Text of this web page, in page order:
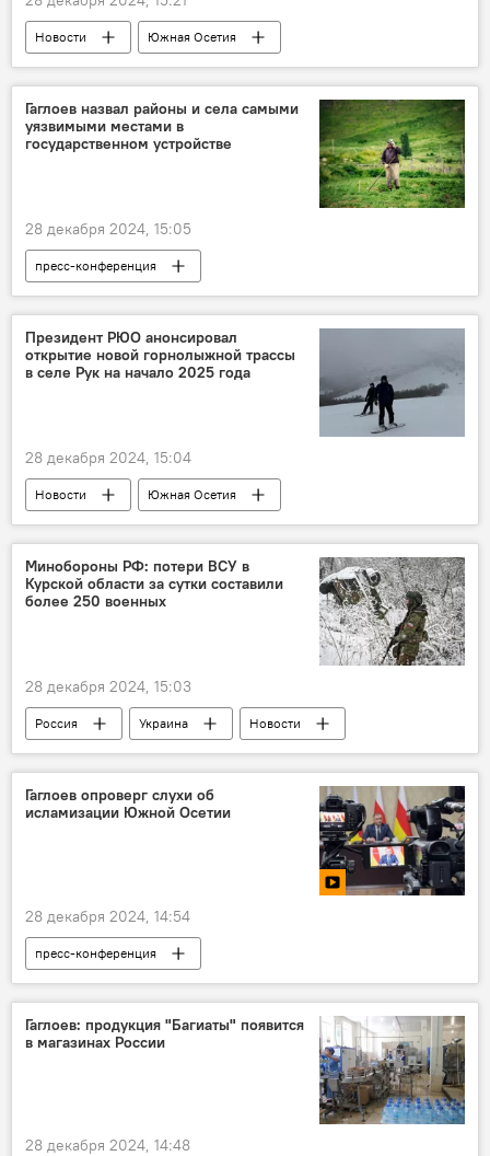
Новости
Южная Осетия
Осетинский язык
Пресс-конференция Алана Гаглоева
Алан Гаглоев
Общество Культура
Гаглоев назвал районы и села самыми
уязвимыми местами в
государственном устройстве
28 декабря 2024, 15:05
пресс-конференция
Пресс-конференция Алана Гаглоева
Алан Гаглоев
энергоснабжение
Энергоснабжение Южной Осетии
Президент РЮО анонсировал
открытие новой горнолыжной трассы
в селе Рук на начало 2025 года
28 декабря 2024, 15:04
Новости
Южная Осетия
Пресс-конференция Алана Гаглоева
Алан Гаглоев
Спорт
Дзауский район РЮО
Северная Осетия
Минобороны РФ: потери ВСУ в
Курской области за сутки составили
более 250 военных
28 декабря 2024, 15:03
Россия Украина
Новости
СВО
Гаглоев опроверг слухи об
исламизации Южной Осетии
28 декабря 2024, 14:54
пресс-конференция
Пресс-конференция Алана Гаглоева
Алан Гаглоев Чечня
Гаглоев: продукция "Багиаты" появится
в магазинах России
28 декабря 2024, 14:48